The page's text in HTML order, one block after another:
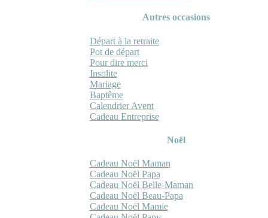
Autres occasions
Départ à la retraite
Pot de départ
Pour dire merci
Insolite
Mariage
Baptême
Calendrier Avent
Cadeau Entreprise
Noël
Cadeau Noël Maman
Cadeau Noël Papa
Cadeau Noël Belle-Maman
Cadeau Noël Beau-Papa
Cadeau Noël Mamie